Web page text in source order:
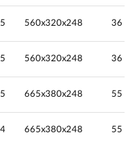
560х320х248 36
560х320х248 36
665х380х248 55
665х380х248 55